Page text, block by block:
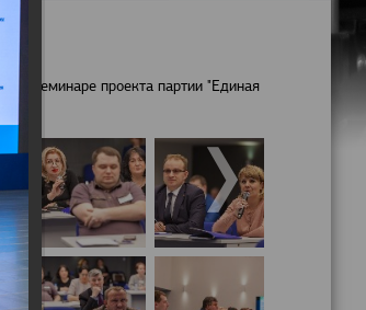
на семинаре проекта партии "Единая